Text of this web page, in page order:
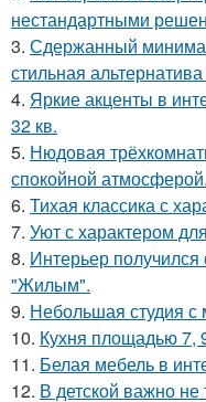
нестандартными
3. Сдержанный
стильная
4. Яркие акценты в
32 кв.
5. Нюдовая
спокойной атмосферой.
6. Тихая классика с
7. Уют с характером
8. Интерьер
"Жилым".
9. Небольшая студия с
10. Кухня площадью 7,
11. Белая мебель в
12. В детской важно не